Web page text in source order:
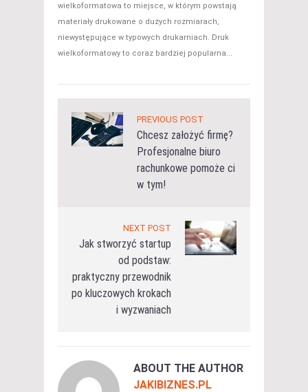
wielkoformatowa to miejsce, w którym powstają
materiały drukowane o dużych rozmiarach,
niewystępujące w typowych drukarniach. Druk
wielkoformatowy to coraz bardziej popularna...
PREVIOUS POST
Chcesz założyć firmę?
Profesjonalne biuro
rachunkowe pomoże ci
w tym!
NEXT POST
Jak stworzyć startup
od podstaw:
praktyczny przewodnik
po kluczowych krokach
i wyzwaniach
ABOUT THE AUTHOR
JAKIBIZNES.PL